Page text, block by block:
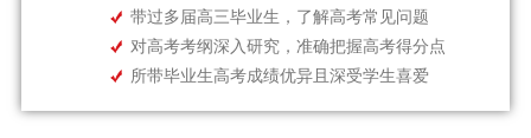
带过多届高三毕业生，了解高考常见问题
对高考考纲深入研究，准确把握高考得分点
所带毕业生高考成绩优异且深受学生喜爱